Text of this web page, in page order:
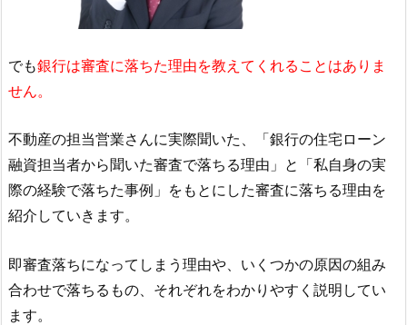
でも銀行は審査に落ちた理由を教えてくれることはありま
せん。
不動産の担当営業さんに実際聞いた、「銀行の住宅ローン
融資担当者から聞いた審査で落ちる理由」と「私自身の実
際の経験で落ちた事例」をもとにした審査に落ちる理由を
紹介していきます。
即審査落ちになってしまう理由や、いくつかの原因の組み
合わせで落ちるもの、それぞれをわかりやすく説明してい
ます。